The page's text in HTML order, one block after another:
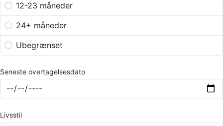
12-23 måneder
24+ måneder
Ubegrænset
Seneste overtagelsesdato
Livsstil